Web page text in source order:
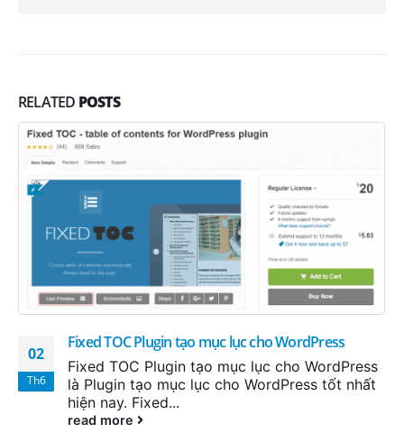
RELATED POSTS
02
Th6
Fixed TOC Plugin tạo mục lục cho WordPress
Fixed TOC Plugin tạo mục lục cho WordPress
là Plugin tạo mục lục cho WordPress tốt nhất
hiện nay. Fixed...
read more